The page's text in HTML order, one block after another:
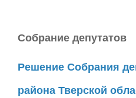
Собрание депутатов
Решение Собрания
района Тверской